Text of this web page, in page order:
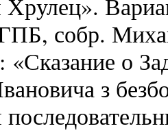
собр.
«Сказание о
з